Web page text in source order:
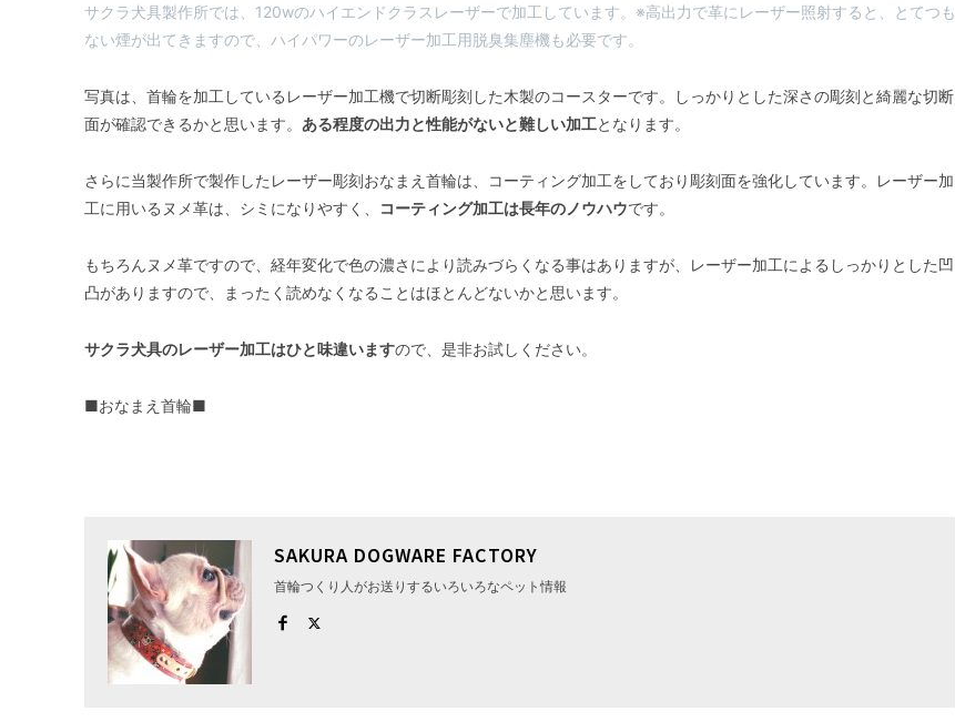
サクラ犬具製作所では、120wのハイエンドクラスレーザーで加工しています。※高出力で革にレーザー照射すると、とてつも
ない煙が出てきますので、ハイパワーのレーザー加工用脱臭集塵機も必要です。
写真は、首輪を加工しているレーザー加工機で切断彫刻した木製のコースターです。しっかりとした深さの彫刻と綺麗な切断
面が確認できるかと思います。 ある程度の出力と性能がないと難しい加工となります。
さらに当製作所で製作したレーザー彫刻おなまえ首輪は、コーティング加工をしており彫刻面を強化しています。レーザー加
工に用いるヌメ革は、シミになりやすく、
コーティング加工は長年のノウハウです。
もちろんヌメ革ですので、経年変化で色の濃さにより読みづらくなる事はありますが、レーザー加工によるしっかりとした凹
凸がありますので、まったく読めなくなることはほとんどないかと思います。
サクラ犬具のレーザー加工はひと味違いますので、是非お試しください。
■おなまえ首輪■
SAKURA DOGWARE FACTORY
首輪つくり人がお送りするいろいろなペット情報